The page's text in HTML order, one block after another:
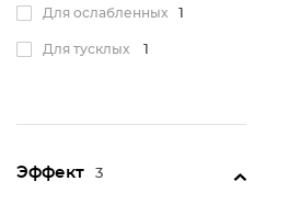
Для ослабленных 1
Для тусклых 1
Эффект 3